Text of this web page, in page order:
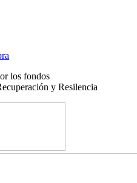
los fondos
y Resilencia